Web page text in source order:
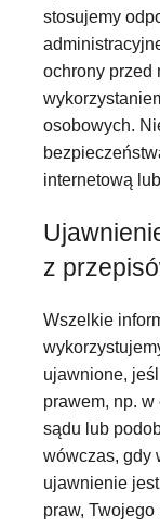
stosujemy
ochrony przed
osobowych.
internetową
z
Wszelkie
ujawnione,
prawem, np.
sądu lub
wówczas, gdy
ujawnienie
praw,